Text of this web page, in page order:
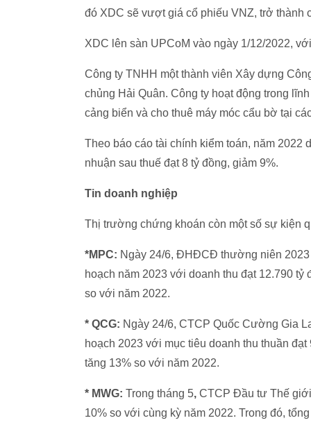
đó XDC sẽ vượt giá cổ phiếu VNZ, trở thành
XDC lên sàn UPCoM vào ngày 1/12/2022,
Công ty TNHH một thành viên Xây dựng
chủng Hải Quân. Công ty hoạt động trong
cảng biển và cho thuê máy móc cẩu bờ tại
Theo báo cáo tài chính kiểm toán, năm 2022
nhuận sau thuế đạt 8 tỷ đồng, giảm 9%.
Tin doanh nghiệp
Thị trường chứng khoán còn một số sự kiện
*MPC: Ngày 24/6, ĐHĐCĐ thường niên
hoạch năm 2023 với doanh thu đạt 12.790
so với năm 2022.
* QCG: Ngày 24/6, CTCP Quốc Cường Gia
hoạch 2023 với mục tiêu doanh thu thuần
tăng 13% so với năm 2022.
* MWG: Trong tháng 5, CTCP Đầu tư Thế
10% so với cùng kỳ năm 2022. Trong đó,